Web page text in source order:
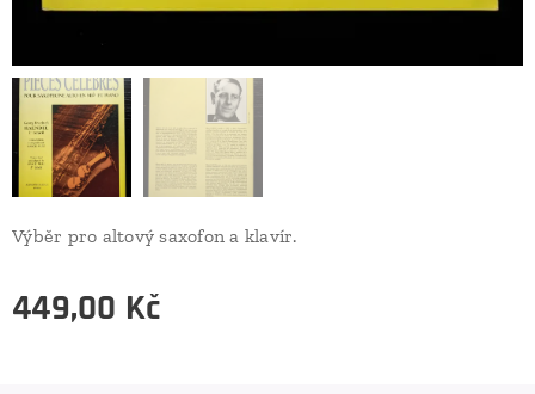
Výběr pro altový saxofon a klavír.
449,00 Kč